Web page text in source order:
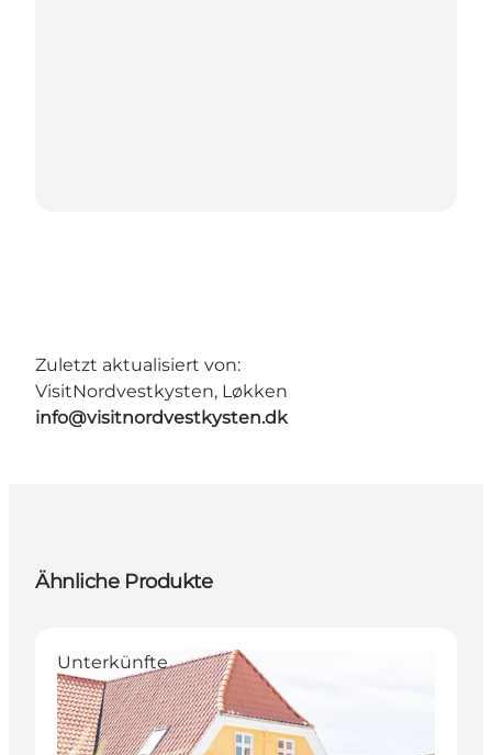
Zuletzt aktualisiert von:
VisitNordvestkysten, Løkken
info@visitnordvestkysten.dk
Ähnliche Produkte
Unterkünfte